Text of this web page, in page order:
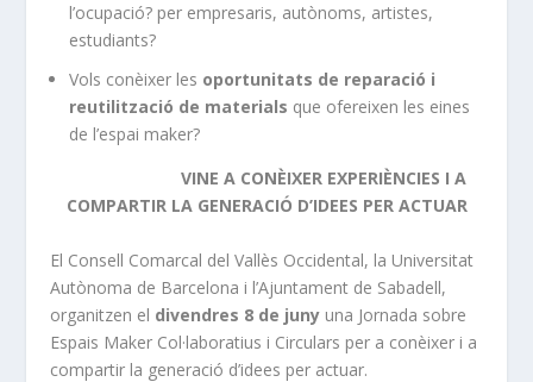
l’ocupació? per empresaris, autònoms, artistes,
estudiants?
Vols conèixer les oportunitats de reparació i
reutilització de materials que ofereixen les eines
de l’espai maker?
VINE A CONÈIXER EXPERIÈNCIES I A
COMPARTIR LA GENERACIÓ D’IDEES PER ACTUAR
El Consell Comarcal del Vallès Occidental, la Universitat
Autònoma de Barcelona i l’Ajuntament de Sabadell,
organitzen el divendres 8 de juny una Jornada sobre
Espais Maker Col·laboratius i Circulars per a conèixer i a
compartir la generació d’idees per actuar.